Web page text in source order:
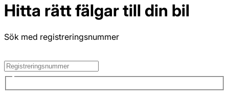
Hitta rätt fälgar till din bil
Sök med registreringsnummer